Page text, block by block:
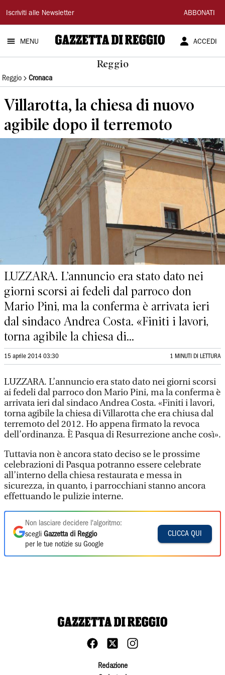
Gazzetta
di
Reggio
Iscriviti alle Newsletter ABBONATI
MENU ACCEDI
Reggio
Reggio Cronaca
Villarotta, la chiesa di nuovo
agibile dopo il terremoto
LUZZARA. L’annuncio era stato dato nei
giorni scorsi ai fedeli dal parroco don
Mario Pini, ma la conferma è arrivata ieri
dal sindaco Andrea Costa. «Finiti i lavori,
torna agibile la chiesa di...
15 aprile 2014 03:30 1 MINUTI DI LETTURA
LUZZARA. L’annuncio era stato dato nei giorni scorsi
ai fedeli dal parroco don Mario Pini, ma la conferma è
arrivata ieri dal sindaco Andrea Costa. «Finiti i lavori,
torna agibile la chiesa di Villarotta che era chiusa dal
terremoto del 2012. Ho appena firmato la revoca
dell’ordinanza. È Pasqua di Resurrezione anche così».
Tuttavia non è ancora stato deciso se le prossime
celebrazioni di Pasqua potranno essere celebrate
all’interno della chiesa restaurata e messa in
sicurezza, in quanto, i parrocchiani stanno ancora
effettuando le pulizie interne.
Non lasciare decidere l'algoritmo:
scegli Gazzetta di Reggio
per le tue notizie su Google
CLICCA QUI
Redazione